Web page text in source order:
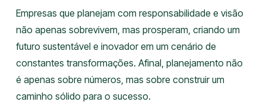
Empresas que planejam com responsabilidade e visão
não apenas sobrevivem, mas prosperam, criando um
futuro sustentável e inovador em um cenário de
constantes transformações. Afinal, planejamento não
é apenas sobre números, mas sobre construir um
caminho sólido para o sucesso.